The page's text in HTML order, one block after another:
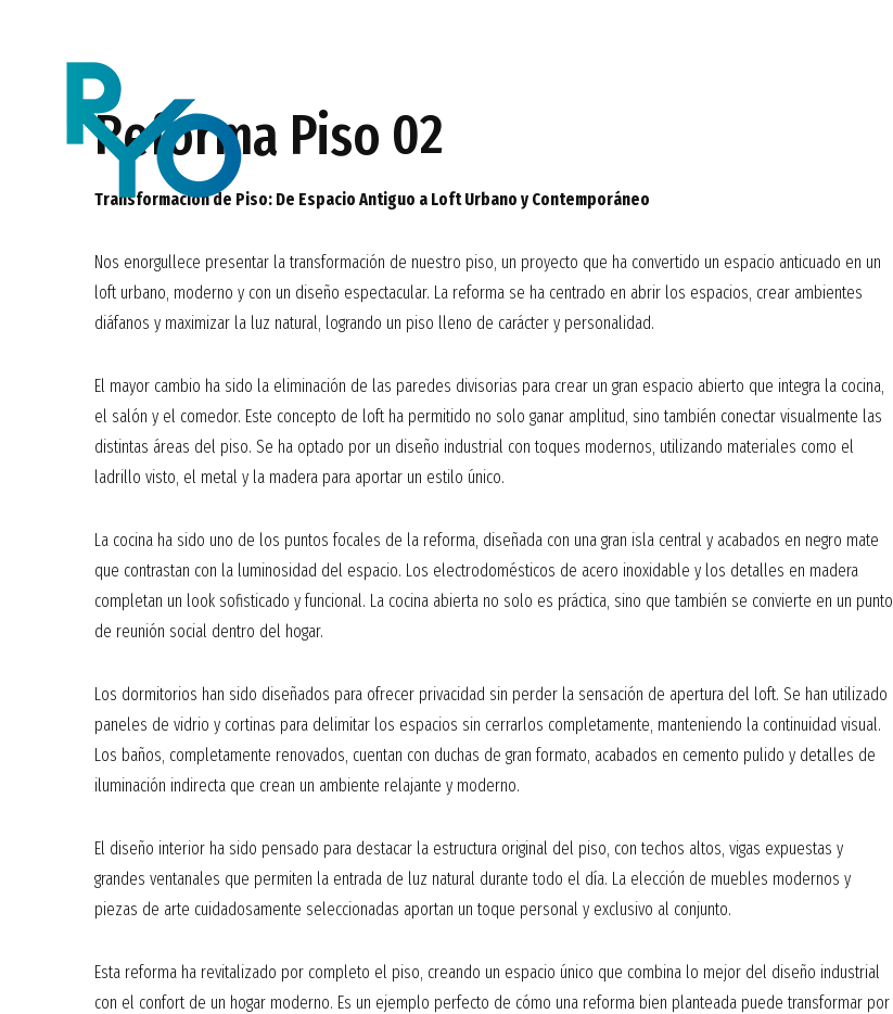
Reforma Piso 02
Transformación de Piso: De Espacio Antiguo a Loft Urbano y Contemporáneo
Nos enorgullece presentar la transformación de nuestro piso, un proyecto que ha convertido un espacio anticuado en un
loft urbano, moderno y con un diseño espectacular. La reforma se ha centrado en abrir los espacios, crear ambientes
diáfanos y maximizar la luz natural, logrando un piso lleno de carácter y personalidad.
El mayor cambio ha sido la eliminación de las paredes divisorias para crear un gran espacio abierto que integra la cocina,
el salón y el comedor. Este concepto de loft ha permitido no solo ganar amplitud, sino también conectar visualmente las
distintas áreas del piso. Se ha optado por un diseño industrial con toques modernos, utilizando materiales como el
ladrillo visto, el metal y la madera para aportar un estilo único.
La cocina ha sido uno de los puntos focales de la reforma, diseñada con una gran isla central y acabados en negro mate
que contrastan con la luminosidad del espacio. Los electrodomésticos de acero inoxidable y los detalles en madera
completan un look sofisticado y funcional. La cocina abierta no solo es práctica, sino que también se convierte en un punto
de reunión social dentro del hogar.
Los dormitorios han sido diseñados para ofrecer privacidad sin perder la sensación de apertura del loft. Se han utilizado
paneles de vidrio y cortinas para delimitar los espacios sin cerrarlos completamente, manteniendo la continuidad visual.
Los baños, completamente renovados, cuentan con duchas de gran formato, acabados en cemento pulido y detalles de
iluminación indirecta que crean un ambiente relajante y moderno.
El diseño interior ha sido pensado para destacar la estructura original del piso, con techos altos, vigas expuestas y
grandes ventanales que permiten la entrada de luz natural durante todo el día. La elección de muebles modernos y
piezas de arte cuidadosamente seleccionadas aportan un toque personal y exclusivo al conjunto.
Esta reforma ha revitalizado por completo el piso, creando un espacio único que combina lo mejor del diseño industrial
con el confort de un hogar moderno. Es un ejemplo perfecto de cómo una reforma bien planteada puede transformar por